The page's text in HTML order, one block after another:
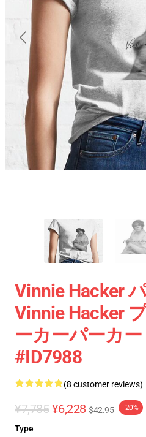
Vinnie Hacker
Vinnie Hacker
ーカーパーカー
#ID7988
(8 customer reviews)
¥7,785 ¥6,228 $42.95 -20%
Type